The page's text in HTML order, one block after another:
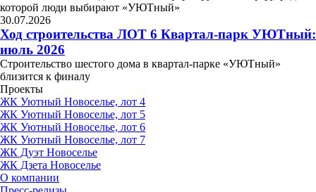
которой люди выбирают «УЮТный»
30.07.2026
Ход строительства ЛОТ 6 Квартал-парк УЮТный:
июль 2026
Строительство шестого дома в квартал-парке «УЮТный»
близится к финалу
Проекты
ЖК Уютный Новоселье, лот 4
ЖК Уютный Новоселье, лот 5
ЖК Уютный Новоселье, лот 6
ЖК Уютный Новоселье, лот 7
ЖК Дуэт Новоселье
ЖК Дзета Новоселье
О компании